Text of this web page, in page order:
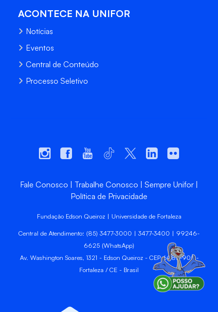
ACONTECE NA UNIFOR
Notícias
Eventos
Central de Conteúdo
Processo Seletivo
Fale Conosco Trabalhe Conosco
Sempre Unifor
Política de Privacidade
Fundação Edson Queiroz | Universidade de Fortaleza
Central de Atendimento: (85) 3477-3000 | 3477-3400 | 99246-
6625 (WhatsApp)
Av. Washington Soares, 1321 - Edson Queiroz - CEP 60811-905 -
Fortaleza / CE - Brasil